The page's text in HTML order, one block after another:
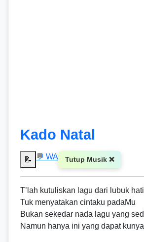
Kado Natal
📝 💬 WA Tutup Musik ❌
T’lah kutuliskan lagu dari lubuk
Tuk menyatakan cintaku padaMu
Bukan sekedar nada lagu yang
Namun hanya ini yang dapat